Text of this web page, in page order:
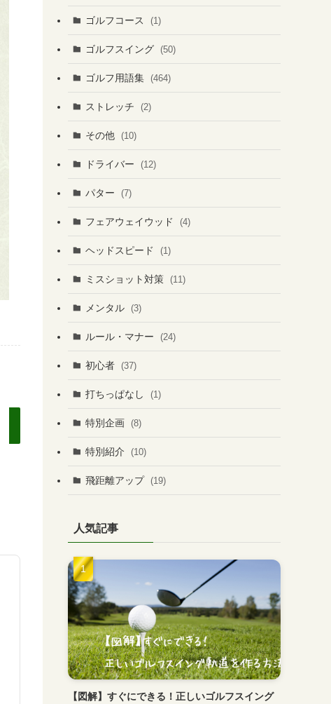
ゴルフコース (1)
ゴルフスイング (50)
ゴルフ用語集 (464)
ストレッチ (2)
その他 (10)
ドライバー (12)
パター (7)
フェアウェイウッド (4)
ヘッドスピード (1)
ミスショット対策 (11)
メンタル (3)
ルール・マナー (24)
初心者 (37)
打ちっぱなし (1)
特別企画 (8)
特別紹介 (10)
飛距離アップ (19)
人気記事
【図解】すぐにできる！正しいゴルフスイング